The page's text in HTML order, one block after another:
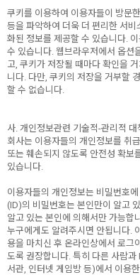
쿠키를 이용하여 이용자들이 방문
등을 파악하여 더욱 더 편리한 서
화된 정보를 제공할 수 있습니다.
수 있습니다. 웹브라우저에서 옵션
고, 쿠키가 저장될 때마다 확인을
니다. 다만, 쿠키의 저장을 거부할
할 수 없습니다.
사. 개인정보관련 기술적-관리적 대
회사는 이용자들의 개인정보를 취
또는 훼손되지 않도록 안전성 확보
있습니다.
이용자들의 개인정보는 비밀번호
(ID)의 비밀번호는 본인만이 알고
알고 있는 본인에 의해서만 가능합
누구에게도 알려주시면 안됩니다.
용을 마치신 후 온라인상에서 로그
도록 권장합니다. 특히 다른 사람
서관, 인터넷 게임방 등)에서 이용